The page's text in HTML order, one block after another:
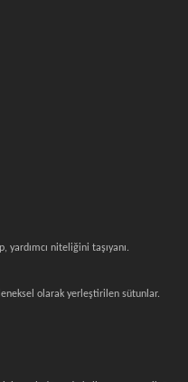
yardımcı niteliğini taşıyanı.
olarak yerleştirilen sütunlar.